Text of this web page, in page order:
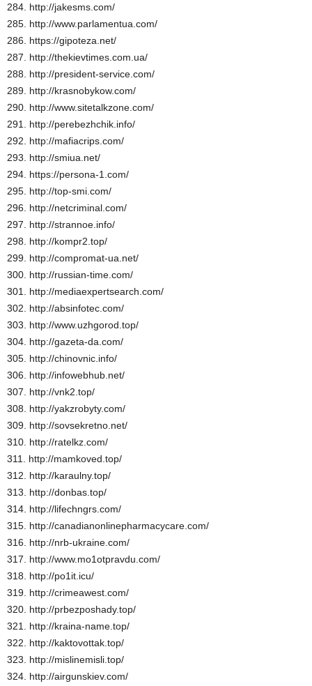
284. http://jakesms.com/
285. http://www.parlamentua.com/
286. https://gipoteza.net/
287. http://thekievtimes.com.ua/
288. http://president-service.com/
289. http://krasnobykow.com/
290. http://www.sitetalkzone.com/
291. http://perebezhchik.info/
292. http://mafiacrips.com/
293. http://smiua.net/
294. https://persona-1.com/
295. http://top-smi.com/
296. http://netcriminal.com/
297. http://strannoe.info/
298. http://kompr2.top/
299. http://compromat-ua.net/
300. http://russian-time.com/
301. http://mediaexpertsearch.com/
302. http://absinfotec.com/
303. http://www.uzhgorod.top/
304. http://gazeta-da.com/
305. http://chinovnic.info/
306. http://infowebhub.net/
307. http://vnk2.top/
308. http://yakzrobyty.com/
309. http://sovsekretno.net/
310. http://ratelkz.com/
311. http://mamkoved.top/
312. http://karaulny.top/
313. http://donbas.top/
314. http://lifechngrs.com/
315. http://canadianonlinepharmacycare.com/
316. http://nrb-ukraine.com/
317. http://www.mo1otpravdu.com/
318. http://po1it.icu/
319. http://crimeawest.com/
320. http://prbezposhady.top/
321. http://kraina-name.top/
322. http://kaktovottak.top/
323. http://mislinemisli.top/
324. http://airgunskiev.com/